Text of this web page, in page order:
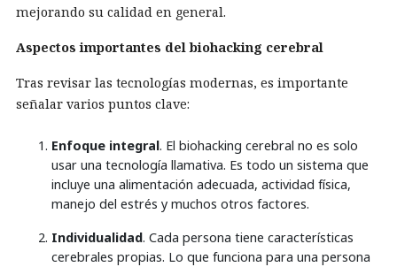
mejorando su calidad en general.
Aspectos importantes del biohacking cerebral
Tras revisar las tecnologías modernas, es importante
señalar varios puntos clave:
Enfoque integral. El biohacking cerebral no es solo
usar una tecnología llamativa. Es todo un sistema que
incluye una alimentación adecuada, actividad física,
manejo del estrés y muchos otros factores.
Individualidad. Cada persona tiene características
cerebrales propias. Lo que funciona para una persona